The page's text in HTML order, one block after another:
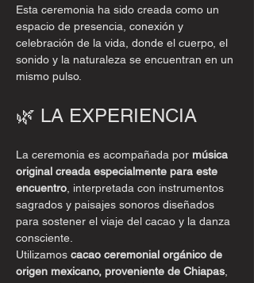
Esta ceremonia ha sido creada como un
espacio de presencia, conexión y
celebración de la vida, donde el cuerpo, el
sonido y la naturaleza se encuentran en un
mismo pulso.
🌿 LA EXPERIENCIA
La ceremonia es acompañada por música
original creada especialmente para este
encuentro , interpretada con instrumentos
sagrados y paisajes sonoros diseñados
para sostener el viaje del cacao y la danza
consciente.
Utilizamos cacao ceremonial orgánico de
origen mexicano, proveniente de Chiapas